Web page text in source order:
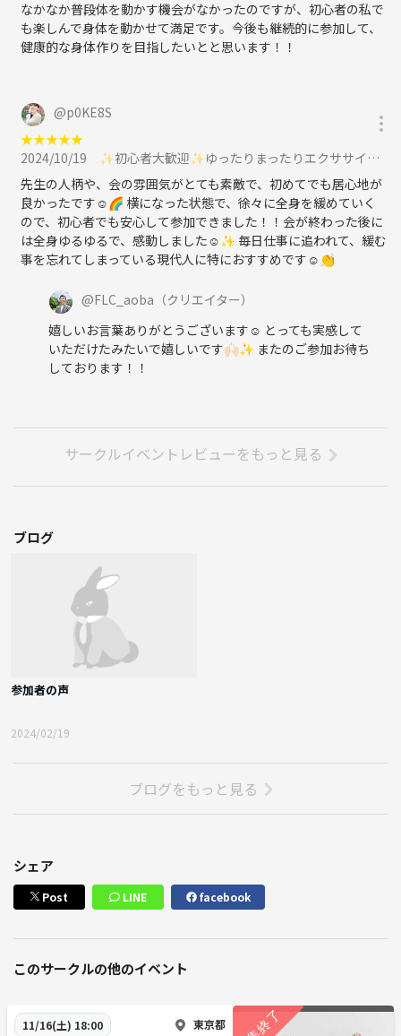
なかなか普段体を動かす機会がなかったのですが、初心者の私で
も楽しんで身体を動かせて満足です。今後も継続的に参加して、
健康的な身体作りを目指したいとと思います！！
@p0KE8S
★★★★★
2024/10/19
✨初心者大歓迎✨ゆったりまったりエクササイズ🌿10/19 11:00~に参加
先生の人柄や、会の雰囲気がとても素敵で、初めてでも居心地が
良かったです☺️🌈 横になった状態で、徐々に全身を緩めていく
ので、初心者でも安心して参加できました！！会が終わった後に
は全身ゆるゆるで、感動しました☺️✨ 毎日仕事に追われて、緩む
事を忘れてしまっている現代人に特におすすめです☺️👏
@FLC_aoba （クリエイター）
嬉しいお言葉ありがとうございます☺️ とっても実感して
いただけたみたいで嬉しいです🙌🏻✨ またのご参加お待ち
しております！！
サークルイベントレビューをもっと見る
ブログ
参加者の声
2024/02/19
ブログをもっと見る
シェア
Post LINE facebook
このサークルの他のイベント
11/16(土) 18:00 東京都